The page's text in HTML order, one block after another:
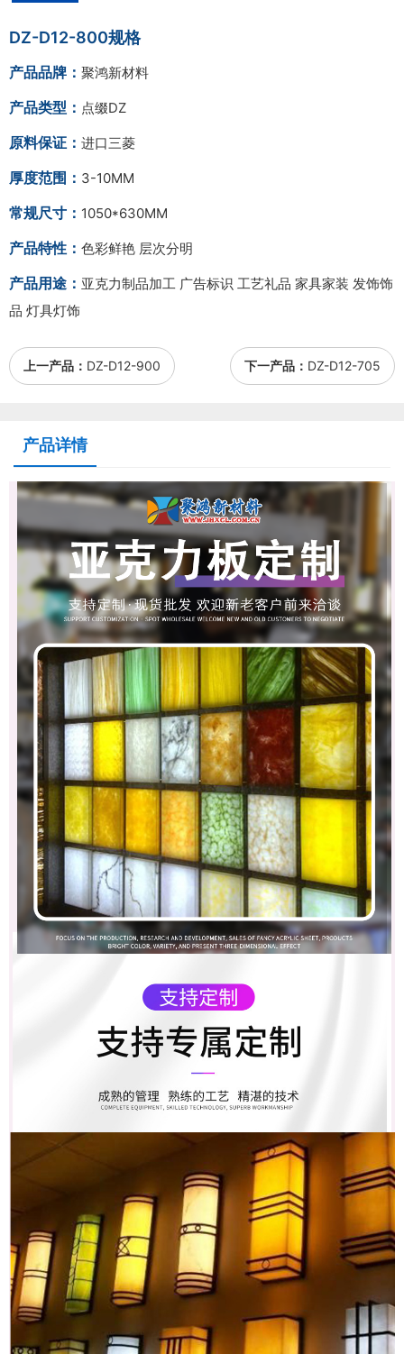
DZ-D12-800规格
产品品牌： 聚鸿新材料
产品类型： 点缀DZ
原料保证： 进口三菱
厚度范围： 3-10MM
常规尺寸： 1050*630MM
产品特性： 色彩鲜艳 层次分明
产品用途： 亚克力制品加工 广告标识 工艺礼品 家具家装 发饰饰
品 灯具灯饰
上一产品： DZ-D12-900 下一产品： DZ-D12-705
产品详情